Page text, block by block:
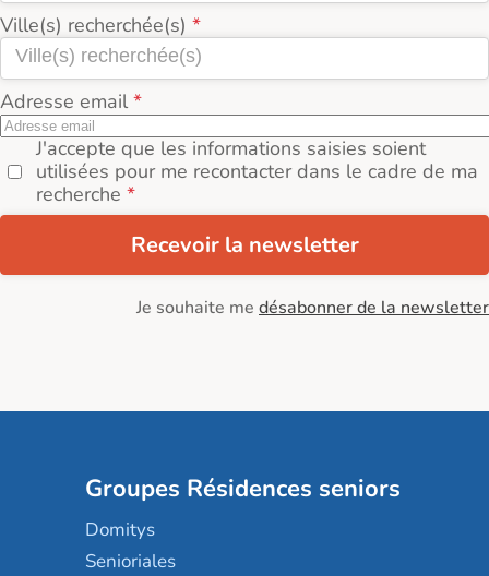
Ville(s) recherchée(s)
Adresse email
J'accepte que les informations saisies soient
utilisées pour me recontacter dans le cadre de ma
recherche
Recevoir la newsletter
Je souhaite me désabonner de la newsletter
Groupes Résidences seniors
Domitys
Senioriales